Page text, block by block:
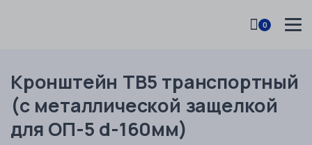
0
Кронштейн ТВ5 транспортный
(с металлической защелкой
для ОП-5 d-160мм)